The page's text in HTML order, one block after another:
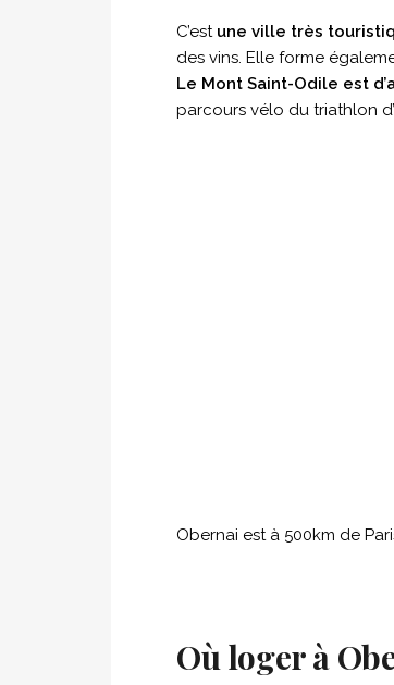
C’est une ville très
des vins. Elle forme
Le Mont Saint-Odile est
parcours vélo du triathlon
Obernai est à 500km de
Où loger à